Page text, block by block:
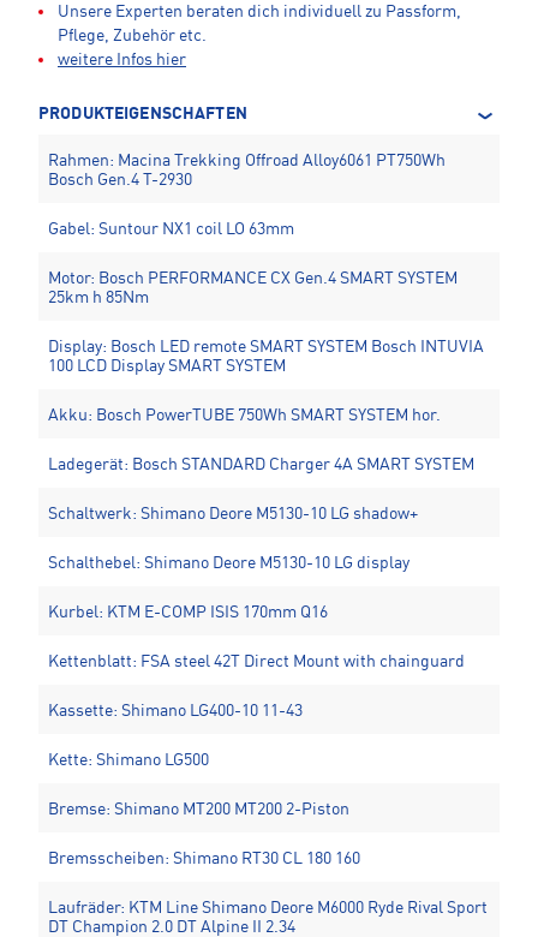
Unsere Experten beraten dich individuell zu Passform,
Pflege, Zubehör etc.
weitere Infos hier
PRODUKTEIGENSCHAFTEN
Rahmen: Macina Trekking Offroad Alloy6061 PT750Wh
Bosch Gen.4 T-2930
Gabel: Suntour NX1 coil LO 63mm
Motor: Bosch PERFORMANCE CX Gen.4 SMART SYSTEM
25km h 85Nm
Display: Bosch LED remote SMART SYSTEM Bosch INTUVIA
100 LCD Display SMART SYSTEM
Akku: Bosch PowerTUBE 750Wh SMART SYSTEM hor.
Ladegerät: Bosch STANDARD Charger 4A SMART SYSTEM
Schaltwerk: Shimano Deore M5130-10 LG shadow+
Schalthebel: Shimano Deore M5130-10 LG display
Kurbel: KTM E-COMP ISIS 170mm Q16
Kettenblatt: FSA steel 42T Direct Mount with chainguard
Kassette: Shimano LG400-10 11-43
Kette: Shimano LG500
Bremse: Shimano MT200 MT200 2-Piston
Bremsscheiben: Shimano RT30 CL 180 160
Laufräder: KTM Line Shimano Deore M6000 Ryde Rival Sport
DT Champion 2.0 DT Alpine II 2.34